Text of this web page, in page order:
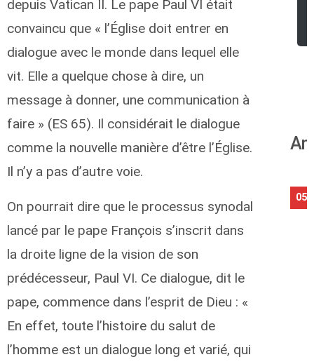
depuis Vatican II. Le pape Paul VI était
convaincu que « l’Église doit entrer en
dialogue avec le monde dans lequel elle
vit. Elle a quelque chose à dire, un
message à donner, une communication à
faire » (ES 65). Il considérait le dialogue
comme la nouvelle manière d’être l’Église.
Il n’y a pas d’autre voie.
On pourrait dire que le processus synodal
lancé par le pape François s’inscrit dans
la droite ligne de la vision de son
prédécesseur, Paul VI. Ce dialogue, dit le
pape, commence dans l’esprit de Dieu : «
En effet, toute l’histoire du salut de
l’homme est un dialogue long et varié, qui
05/